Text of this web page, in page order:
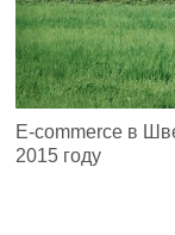
E-commerce в
2015 году